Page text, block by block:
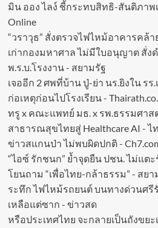
มิน ออง ไลง์ ชี้กระทบสิทธิ-สันติภาพ
Online
“วราวุธ” สั่งตรวจไฟไหม้อาคารคล้
เก่ากองมหาศาล ไม่มีใบอนุญาต สั่ง
พ.ร.บ.โรงงาน - สยามรัฐ
เจออีก 2 ศพที่บ้าน ปู่-ย่า นร.ยิงใน ร
ก่อเหตุก่อนไปโรงเรียน -
ทรู x คณะแพทย์ มธ. x รพ.ธรรมศาส
สาธารณสุขไทยสู่ Healthcare AI - ไ
ข่าวสแกนป่า ไม่พบผิดปกติ -
“ไอซ์ รักชนก” ย้ำจุดยืน ปชน. ไม่แตะ
โยนถาม “เพื่อไทย-กล้าธรรม” - สยา
ระทึก ไฟไหม้รถยนต์ บนทางด่วนศ
เหลือแต่ซาก - ข่าวสด
หรือประเทศไทย จะกลายเป็นถังขย